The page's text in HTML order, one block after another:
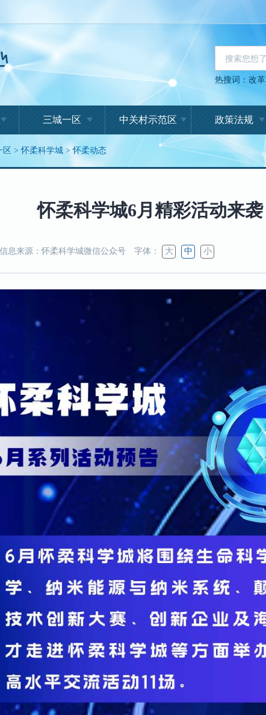
热搜词：改革
三城一区 中关村示范区 政策法规
区 >怀柔科学城 >怀柔动态
怀柔科学城6月精彩活动来袭
信息来源：怀柔科学城微信公众号 字体： 大 中 小